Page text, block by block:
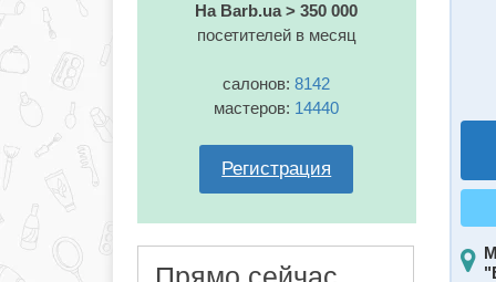
На Barb.ua > 350 000
посетителей в месяц
салонов:8142
мастеров: 14440
Регистрация